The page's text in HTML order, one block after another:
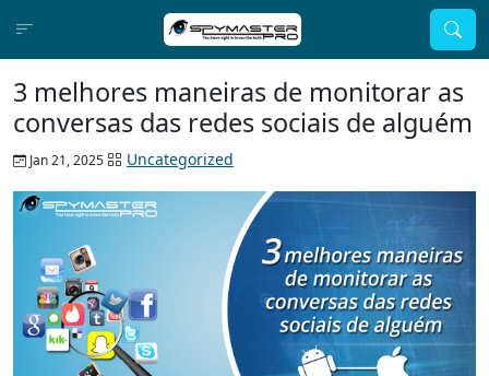
3 melhores maneiras de monitorar as
conversas das redes sociais de alguém
Jan 21, 2025 Uncategorized